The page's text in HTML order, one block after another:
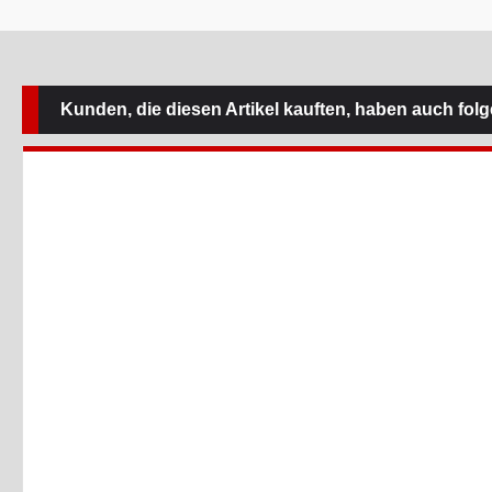
Kunden, die diesen Artikel kauften, haben auch